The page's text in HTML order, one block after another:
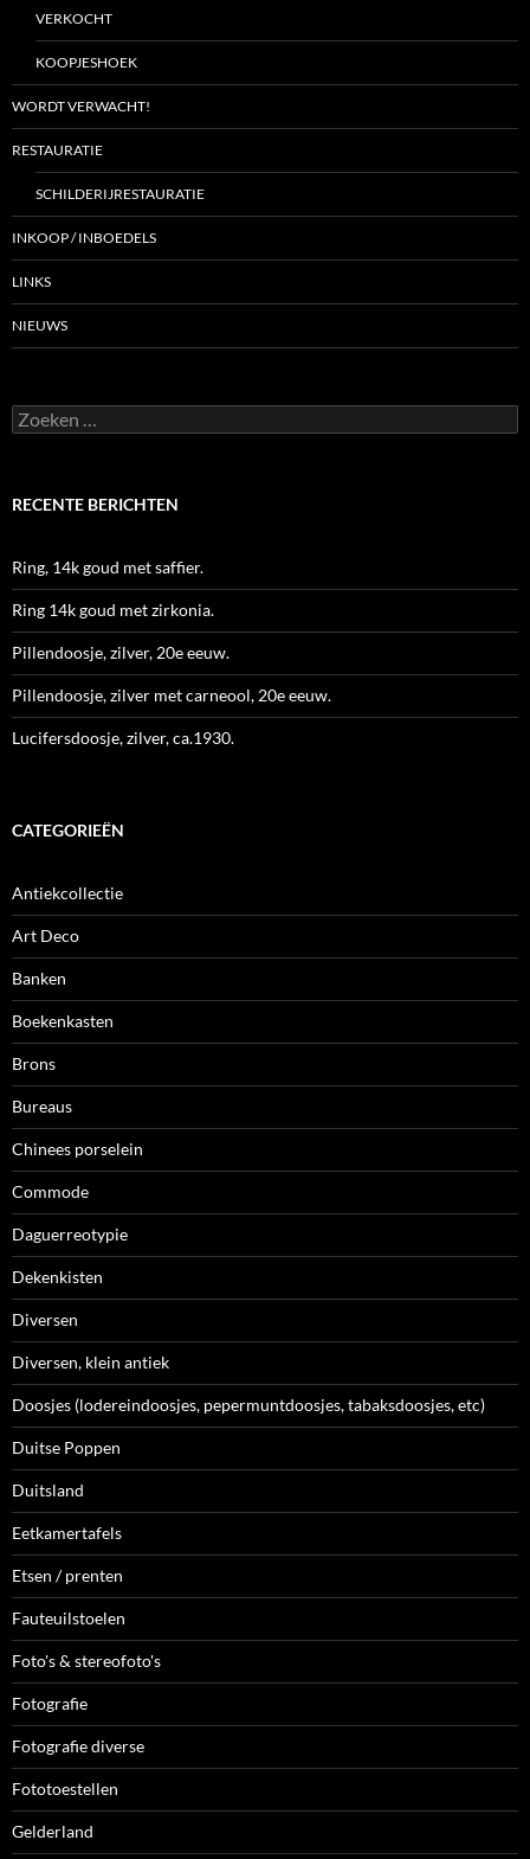
VERKOCHT
KOOPJESHOEK
WORDT VERWACHT!
RESTAURATIE
SCHILDERIJRESTAURATIE
INKOOP / INBOEDELS
LINKS
NIEUWS
Zoeken
naar:
RECENTE BERICHTEN
Ring, 14k goud met saffier.
Ring 14k goud met zirkonia.
Pillendoosje, zilver, 20e eeuw.
Pillendoosje, zilver met carneool, 20e eeuw.
Lucifersdoosje, zilver, ca.1930.
CATEGORIEËN
Antiekcollectie
Art Deco
Banken
Boekenkasten
Brons
Bureaus
Chinees porselein
Commode
Daguerreotypie
Dekenkisten
Diversen
Diversen, klein antiek
Doosjes (lodereindoosjes, pepermuntdoosjes, tabaksdoosjes, etc)
Duitse Poppen
Duitsland
Eetkamertafels
Etsen / prenten
Fauteuilstoelen
Foto's & stereofoto's
Fotografie
Fotografie diverse
Fototoestellen
Gelderland